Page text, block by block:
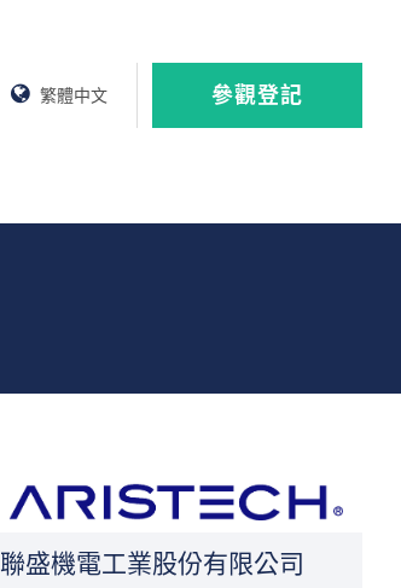
繁體中文 參觀登記
聯盛機電工業股份有限公司